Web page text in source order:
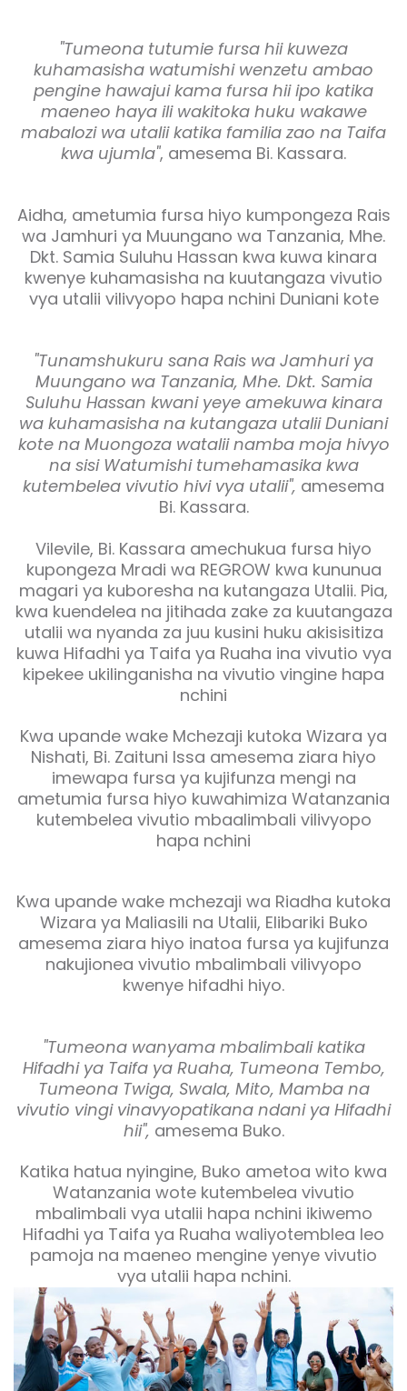
"Tumeona tutumie fursa hii kuweza
kuhamasisha watumishi wenzetu ambao
pengine hawajui kama fursa hii ipo katika
maeneo haya ili wakitoka huku wakawe
mabalozi wa utalii katika familia zao na Taifa
kwa ujumla", amesema Bi. Kassara.
Aidha, ametumia fursa hiyo kumpongeza Rais
wa Jamhuri ya Muungano wa Tanzania, Mhe.
Dkt. Samia Suluhu Hassan kwa kuwa kinara
kwenye kuhamasisha na kuutangaza vivutio
vya utalii vilivyopo hapa nchini Duniani kote
"Tunamshukuru sana Rais wa Jamhuri ya
Muungano wa Tanzania, Mhe. Dkt. Samia
Suluhu Hassan kwani yeye amekuwa kinara
wa kuhamasisha na kutangaza utalii Duniani
kote na Muongoza watalii namba moja hivyo
na sisi Watumishi tumehamasika kwa
kutembelea vivutio hivi vya utalii", amesema
Bi. Kassara.
Vilevile, Bi. Kassara amechukua fursa hiyo
kupongeza Mradi wa REGROW kwa kununua
magari ya kuboresha na kutangaza Utalii. Pia,
kwa kuendelea na jitihada zake za kuutangaza
utalii wa nyanda za juu kusini huku akisisitiza
kuwa Hifadhi ya Taifa ya Ruaha ina vivutio vya
kipekee ukilinganisha na vivutio vingine hapa
nchini
Kwa upande wake Mchezaji kutoka Wizara ya
Nishati, Bi. Zaituni Issa amesema ziara hiyo
imewapa fursa ya kujifunza mengi na
ametumia fursa hiyo kuwahimiza Watanzania
kutembelea vivutio mbaalimbali vilivyopo
hapa nchini
Kwa upande wake mchezaji wa Riadha kutoka
Wizara ya Maliasili na Utalii, Elibariki Buko
amesema ziara hiyo inatoa fursa ya kujifunza
nakujionea vivutio mbalimbali vilivyopo
kwenye hifadhi hiyo.
"Tumeona wanyama mbalimbali katika
Hifadhi ya Taifa ya Ruaha, Tumeona Tembo,
Tumeona Twiga, Swala, Mito, Mamba na
vivutio vingi vinavyopatikana ndani ya Hifadhi
hii", amesema Buko.
Katika hatua nyingine, Buko ametoa wito kwa
Watanzania wote kutembelea vivutio
mbalimbali vya utalii hapa nchini ikiwemo
Hifadhi ya Taifa ya Ruaha waliyotemblea leo
pamoja na maeneo mengine yenye vivutio
vya utalii hapa nchini.